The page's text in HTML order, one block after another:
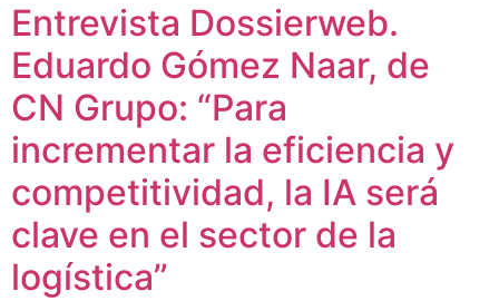
Entrevista Dossierweb.
Eduardo Gómez Naar, de
CN Grupo: “Para
incrementar la eficiencia y
competitividad, la IA será
clave en el sector de la
logística”